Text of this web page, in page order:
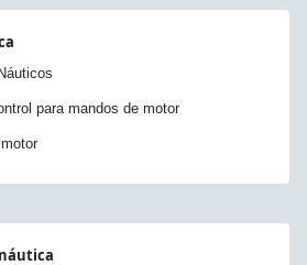
para mandos de motor